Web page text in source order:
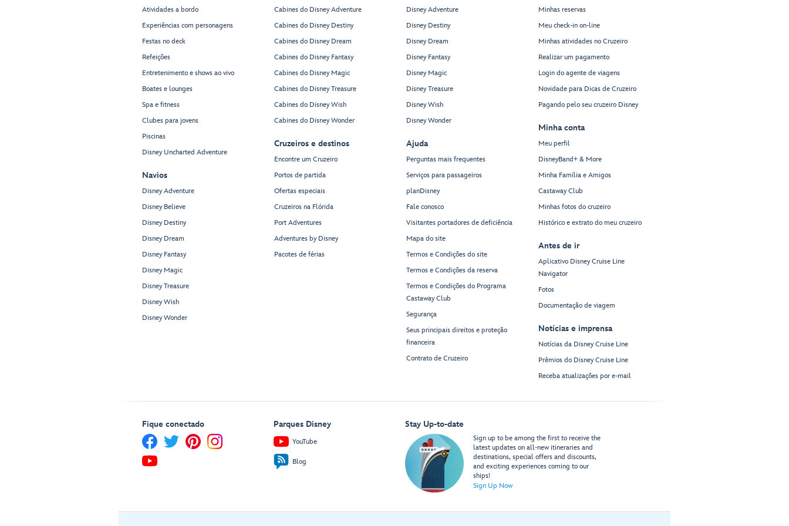
Buccaneer
Mickey
Enchanted Summer
Enchanted
Summer
Studio
Restroom
Atividades a bordo
Experiências com personagens
Festas no deck
Refeições
Entretenimento e shows ao vivo
Boates e lounges
Spa e fitness
Clubes para jovens
Piscinas
Disney Uncharted Adventure
Navios
Disney Adventure
Disney Believe
Disney Destiny
Disney Dream
Disney Fantasy
Disney Magic
Disney Treasure
Disney Wish
Disney Wonder
Cabines do Disney Adventure
Cabines do Disney Destiny
Cabines do Disney Dream
Cabines do Disney Fantasy
Cabines do Disney Magic
Cabines do Disney Treasure
Cabines do Disney Wish
Cabines do Disney Wonder
Cruzeiros e destinos
Encontre um Cruzeiro
Portos de partida
Ofertas especiais
Cruzeiros na Flórida
Port Adventures
Adventures by Disney
Pacotes de férias
Disney Adventure
Disney Destiny
Disney Dream
Disney Fantasy
Disney Magic
Disney Treasure
Disney Wish
Disney Wonder
Ajuda
Perguntas mais frequentes
Serviços para passageiros
planDisney
Fale conosco
Visitantes portadores de deficiência
Mapa do site
Termos e Condições do site
Termos e Condições da reserva
Termos e Condições do Programa
Castaway Club
Segurança
Seus principais direitos e proteção
financeira
Contrato de Cruzeiro
Minhas reservas
Meu check-in on-line
Minhas atividades no Cruzeiro
Realizar um pagamento
Login do agente de viagens
Novidade para Dicas de Cruzeiro
Pagando pelo seu cruzeiro Disney
Minha conta
Meu perfil
DisneyBand+ & More
Minha Família e Amigos
Castaway Club
Minhas fotos do cruzeiro
Histórico e extrato do meu cruzeiro
Antes de ir
Aplicativo Disney Cruise Line
Navigator
Fotos
Documentação de viagem
Notícias e imprensa
Notícias da Disney Cruise Line
Prêmios do Disney Cruise Line
Receba atualizações por e-mail
Fique conectado Parques Disney
YouTube
Blog
Stay Up-to-date
Sign up to be among the first to receive the
latest updates on all-new itineraries and
destinations, special offers and discounts,
and exciting experiences coming to our
ships!
Sign Up Now